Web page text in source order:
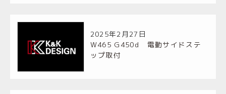
2025年2月27日
W465 G450d 電動サイドステ
ップ取付